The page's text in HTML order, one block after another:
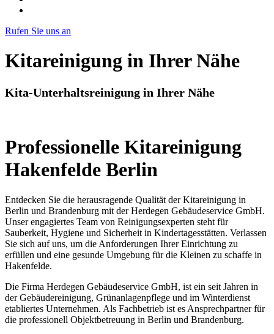
Rufen Sie uns an
Kitareinigung in Ihrer Nähe
Kita-Unterhaltsreinigung in Ihrer Nähe
Professionelle Kitareinigung
Hakenfelde Berlin
Entdecken Sie die herausragende Qualität der Kitareinigung in
Berlin und Brandenburg mit der Herdegen Gebäudeservice GmbH.
Unser engagiertes Team von Reinigungsexperten steht für
Sauberkeit, Hygiene und Sicherheit in Kindertagesstätten. Verlassen
Sie sich auf uns, um die Anforderungen Ihrer Einrichtung zu
erfüllen und eine gesunde Umgebung für die Kleinen zu schaffe in
Hakenfelde.
Die Firma Herdegen Gebäudeservice GmbH, ist ein seit Jahren in
der Gebäudereinigung, Grünanlagenpflege und im Winterdienst
etabliertes Unternehmen. Als Fachbetrieb ist es Ansprechpartner für
die professionell Objektbetreuung in Berlin und Brandenburg.